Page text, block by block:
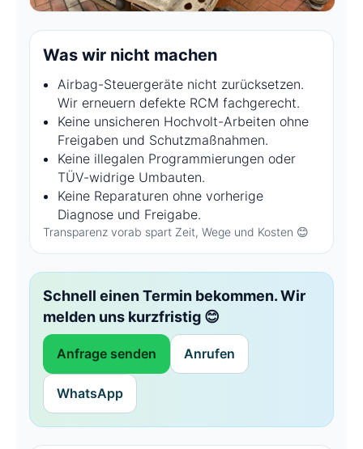
Was wir nicht machen
Airbag-Steuergeräte nicht zurücksetzen.
Wir erneuern defekte RCM fachgerecht.
Keine unsicheren Hochvolt-Arbeiten ohne
Freigaben und Schutzmaßnahmen.
Keine illegalen Programmierungen oder
TÜV-widrige Umbauten.
Keine Reparaturen ohne vorherige
Diagnose und Freigabe.
Transparenz vorab spart Zeit, Wege und Kosten 😊
Schnell einen Termin bekommen. Wir
melden uns kurzfristig 😊
Anfrage senden Anrufen
WhatsApp